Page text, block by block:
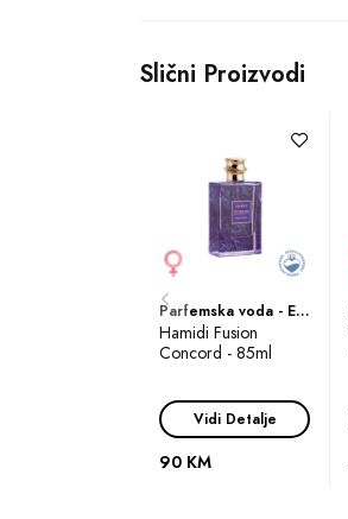
Slični Proizvodi
Parfemska voda - Eau de Parfum (EDP)
Hamidi Fusion
Concord - 85ml
Vidi Detalje
90 KM